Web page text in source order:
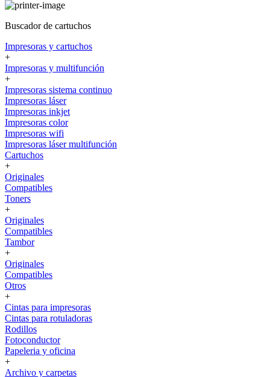
Buscador de cartuchos
Impresoras y cartuchos
+
Impresoras y multifunción
+
Impresoras sistema continuo
Impresoras láser
Impresoras inkjet
Impresoras color
Impresoras wifi
Impresoras láser multifunción
Cartuchos
+
Originales
Compatibles
Toners
+
Originales
Compatibles
Tambor
+
Originales
Compatibles
Otros
+
Cintas para impresoras
Cintas para rotuladoras
Rodillos
Fotoconductor
Papeleria y oficina
+
Archivo y carpetas